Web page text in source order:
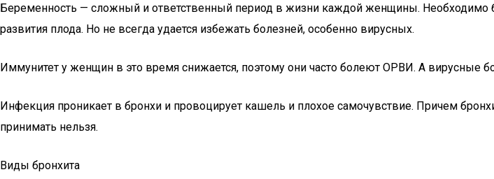
Беременность — сложный и ответственный период в жизни каждой женщины. Необходимо
развития плода. Но не всегда удается избежать болезней, особенно вирусных.
Иммунитет у женщин в это время снижается, поэтому они часто болеют ОРВИ. А вирусные
Инфекция проникает в бронхи и провоцирует кашель и плохое самочувствие. Причем
принимать нельзя.
Виды бронхита